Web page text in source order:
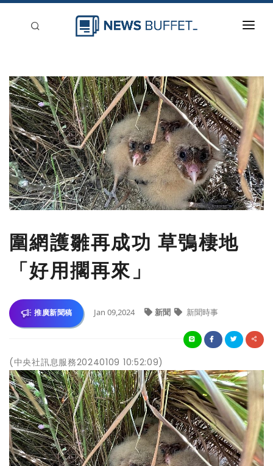
新聞稿分類
登入
刊登
圍網護雛再成功 草鴞棲地
「好用擱再來」
推廣新聞稿 Jan 09,2024 新聞 新聞時事
(中央社訊息服務20240109 10:52:09)